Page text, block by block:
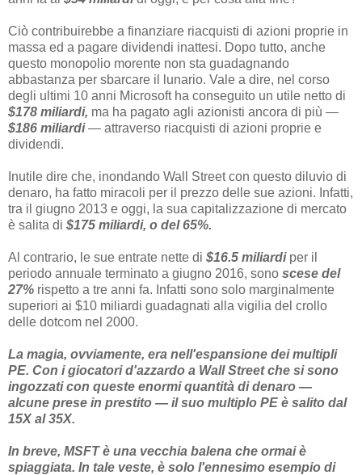
Ciò contribuirebbe a finanziare riacquisti di azioni proprie in
massa ed a pagare dividendi inattesi. Dopo tutto, anche
questo monopolio morente non sta guadagnando
abbastanza per sbarcare il lunario. Vale a dire, nel corso
degli ultimi 10 anni Microsoft ha conseguito un utile netto di
$178 miliardi, ma ha pagato agli azionisti ancora di più —
$186 miliardi— attraverso riacquisti di azioni proprie e
dividendi.
Inutile dire che, inondando Wall Street con questo diluvio di
denaro, ha fatto miracoli per il prezzo delle sue azioni. Infatti,
tra il giugno 2013 e oggi, la sua capitalizzazione di mercato
è salita di $175 miliardi, o del 65%.
Al contrario, le sue entrate nette di $16.5 miliardiper il
periodo annuale terminato a giugno 2016, sono scese del
27% rispetto a tre anni fa. Infatti sono solo marginalmente
superiori ai $10 miliardi guadagnati alla vigilia del crollo
delle dotcom nel 2000.
La magia, ovviamente, era nell'espansione dei multipli
PE. Con i giocatori d'azzardo a Wall Street che si sono
ingozzati con queste enormi quantità di denaro —
alcune prese in prestito — il suo multiplo PE è salito dal
15X al 35X.
In breve, MSFT è una vecchia balena che ormai è
spiaggiata. In tale veste, è solo l'ennesimo esempio di